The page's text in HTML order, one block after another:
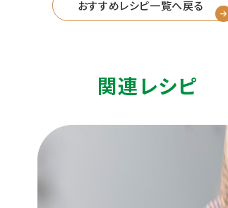
おすすめレシピ一覧へ戻る
関連レシピ